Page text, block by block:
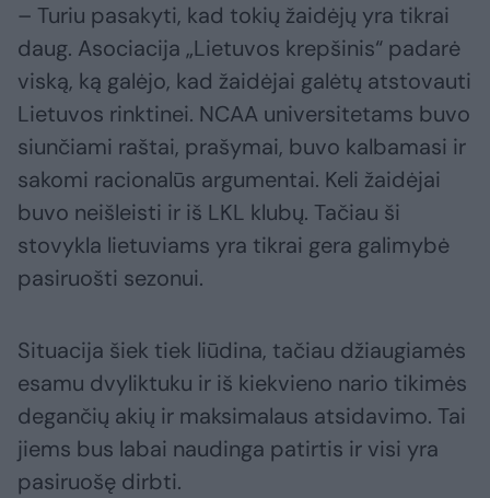
– Turiu pasakyti, kad tokių žaidėjų yra tikrai
daug. Asociacija „Lietuvos krepšinis“ padarė
viską, ką galėjo, kad žaidėjai galėtų atstovauti
Lietuvos rinktinei. NCAA universitetams buvo
siunčiami raštai, prašymai, buvo kalbamasi ir
sakomi racionalūs argumentai. Keli žaidėjai
buvo neišleisti ir iš LKL klubų. Tačiau ši
stovykla lietuviams yra tikrai gera galimybė
pasiruošti sezonui.
Situacija šiek tiek liūdina, tačiau džiaugiamės
esamu dvyliktuku ir iš kiekvieno nario tikimės
degančių akių ir maksimalaus atsidavimo. Tai
jiems bus labai naudinga patirtis ir visi yra
pasiruošę dirbti.